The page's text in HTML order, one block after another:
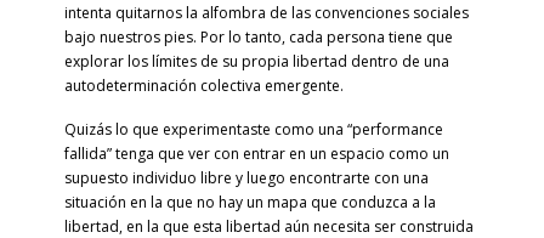
intenta quitarnos la alfombra de las convenciones sociales
bajo nuestros pies. Por lo tanto, cada persona tiene que
explorar los límites de su propia libertad dentro de una
autodeterminación colectiva emergente.
Quizás lo que experimentaste como una “performance
fallida” tenga que ver con entrar en un espacio como un
supuesto individuo libre y luego encontrarte con una
situación en la que no hay un mapa que conduzca a la
libertad, en la que esta libertad aún necesita ser construida